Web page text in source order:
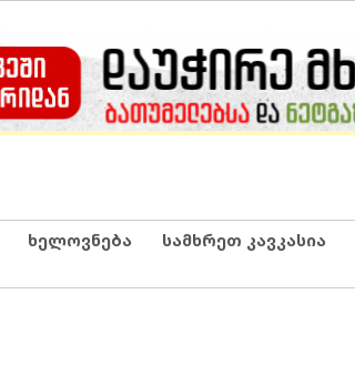
ხელოვნება სამხრეთ კავკასია